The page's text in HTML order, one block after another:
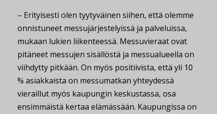
– Erityisesti olen tyytyväinen siihen, että olemme
onnistuneet messujärjestelyissä ja palveluissa,
mukaan lukien liikenteessä. Messuvieraat ovat
pitäneet messujen sisällöstä ja messualueella on
viihdytty pitkään. On myös positiivista, että yli 10
% asiakkaista on messumatkan yhteydessä
vieraillut myös kaupungin keskustassa, osa
ensimmäistä kertaa elämässään. Kaupungissa on